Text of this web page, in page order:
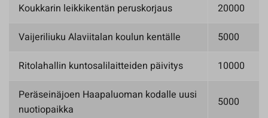
Koukkarin leikkikentän peruskorjaus
20000
Vaijeriliuku Alaviitalan koulun kentälle
5000
Ritolahallin kuntosalilaitteiden päivitys
10000
Peräseinäjoen Haapaluoman kodalle uusi
nuotiopaikka
5000